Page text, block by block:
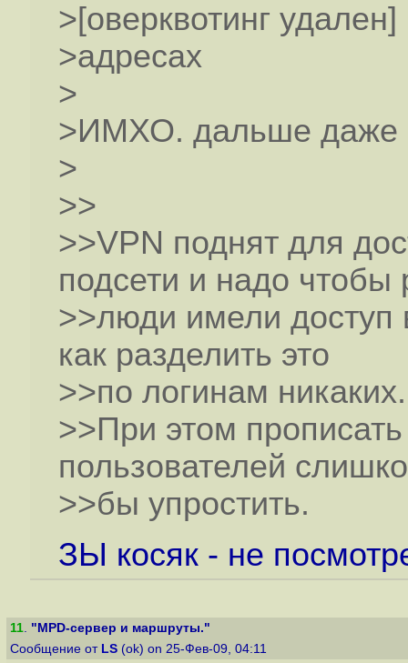
>[оверквотинг удален]
>адресах
>
>ИМХО. дальше даже
>
>>
>>VPN поднят для
подсети и надо чтобы
>>люди имели доступ
как разделить это
>>по логинам никаких.
>>При этом
пользователей
>>бы упростить.
ЗЫ косяк - не
11. "MPD-сервер и маршруты."
Сообщение от LS (ok) on 25-Фев-09, 04:11